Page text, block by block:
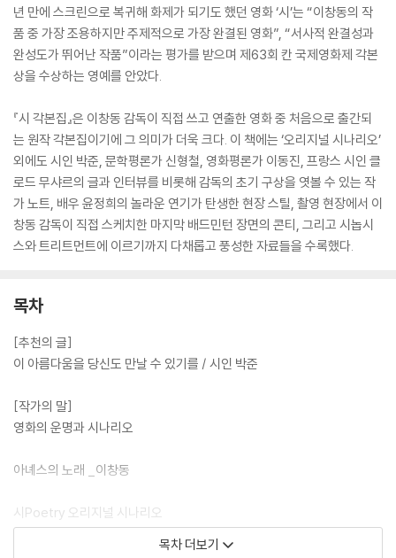
년 만에 스크린으로 복귀해 화제가 되기도 했던 영화 ‘시’는 “이창동의 작
품 중 가장 조용하지만 주제적으로 가장 완결된 영화”, “서사적 완결성과
완성도가 뛰어난 작품”이라는 평가를 받으며 제63회 칸 국제영화제 각본
상을 수상하는 영예를 안았다.
『시 각본집』은 이창동 감독이 직접 쓰고 연출한 영화 중 처음으로 출간되
는 원작 각본집이기에 그 의미가 더욱 크다. 이 책에는 ‘오리지널 시나리오’
외에도 시인 박준, 문학평론가 신형철, 영화평론가 이동진, 프랑스 시인 클
로드 무샤르의 글과 인터뷰를 비롯해 감독의 초기 구상을 엿볼 수 있는 작
가 노트, 배우 윤정희의 놀라운 연기가 탄생한 현장 스틸, 촬영 현장에서 이
창동 감독이 직접 스케치한 마지막 배드민턴 장면의 콘티, 그리고 시놉시
스와 트리트먼트에 이르기까지 다채롭고 풍성한 자료들을 수록했다.
목차
[추천의 글]
이 아름다움을 당신도 만날 수 있기를 / 시인 박준
[작가의 말]
영화의 운명과 시나리오
아녜스의 노래 _이창동
시Poetry 오리지널 시나리오
목차 더보기